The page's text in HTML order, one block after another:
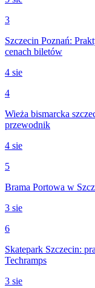
3
Szczecin Poznań:
cenach biletów
4 sie
4
Wieża bismarcka
przewodnik
4 sie
5
Brama Portowa w
3 sie
6
Skatepark Szczecin:
Techramps
3 sie